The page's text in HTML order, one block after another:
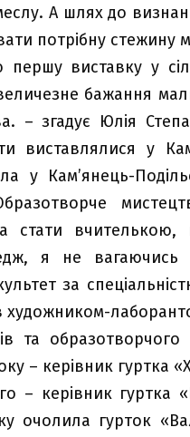
А шлях до
потрібну
виставку у
бажання
– згадує Юлія
виставлялися у
у Кам’янець-
стати
я не
за
художником-
та
– керівник гуртка
– керівник
очолила гурток